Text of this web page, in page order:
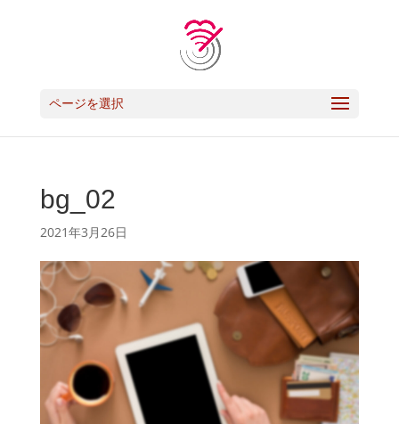
ページを選択
bg_02
2021年3月26日